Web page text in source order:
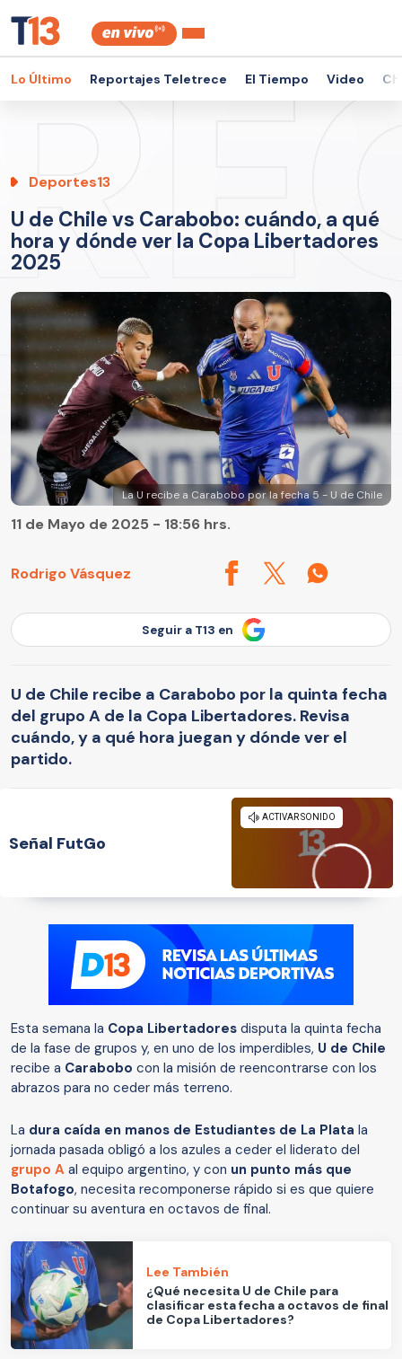
Lo Último Reportajes Teletrece El Tiempo Video
Deportes13
U de Chile vs Carabobo: cuándo, a qué
hora y dónde ver la Copa Libertadores
2025
La U recibe a Carabobo por la fecha 5 - U de Chile
Rodrigo Vásquez
11 de Mayo de 2025 - 18:56 hrs.
Seguir a T13 en
U de Chile recibe a Carabobo por la quinta fecha
del grupo A de la Copa Libertadores. Revisa
cuándo, y a qué hora juegan y dónde ver el
partido.
Señal FutGo
Esta semana la Copa Libertadores disputa la quinta fecha
de la fase de grupos y, en uno de los imperdibles, U de Chile
recibe a Carabobo con la misión de reencontrarse con los
abrazos para no ceder más terreno.
La dura caída en manos de Estudiantes de La Plata la
jornada pasada obligó a los azules a ceder el liderato del
grupo A al equipo argentino, y con un punto más que
Botafogo, necesita recomponerse rápido si es que quiere
continuar su aventura en octavos de final.
Lee También
¿Qué necesita U de Chile para
clasificar esta fecha a octavos de final
de Copa Libertadores?